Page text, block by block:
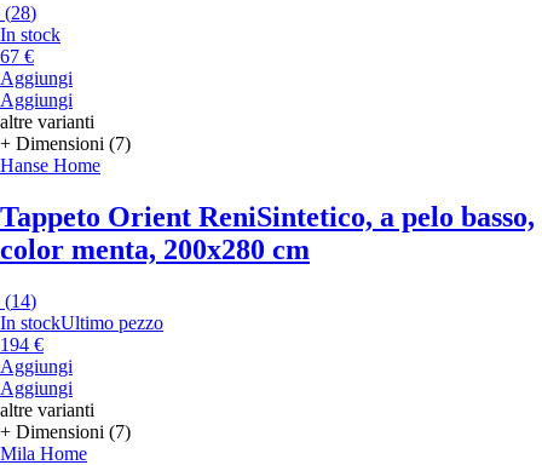
(28)
In stock
67 €
Aggiungi
Aggiungi
altre varianti
+ Dimensioni (7)
Hanse Home
Tappeto Orient ReniSintetico, a pelo basso,
color menta, 200x280 cm
(14)
In stockUltimo pezzo
194 €
Aggiungi
Aggiungi
altre varianti
+ Dimensioni (7)
Mila Home